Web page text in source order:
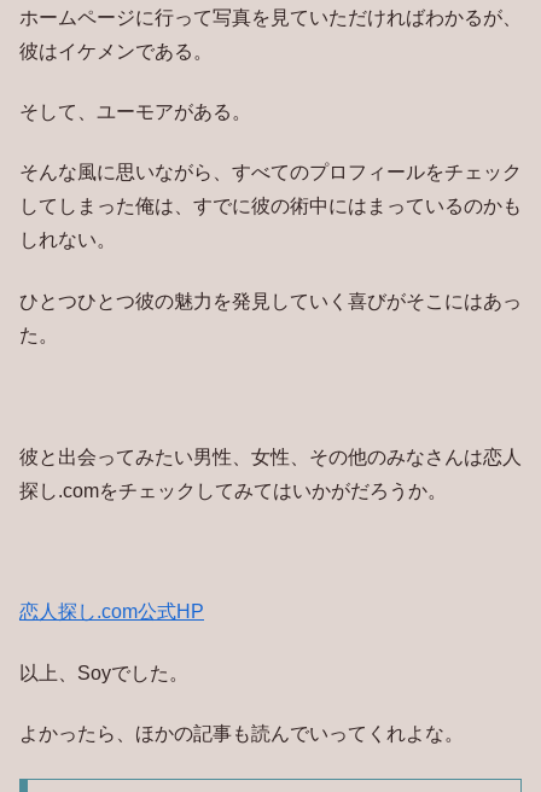
ホームページに行って写真を見ていただければわかるが、
彼はイケメンである。
そして、ユーモアがある。
そんな風に思いながら、すべてのプロフィールをチェック
してしまった俺は、すでに彼の術中にはまっているのかも
しれない。
ひとつひとつ彼の魅力を発見していく喜びがそこにはあっ
た。
彼と出会ってみたい男性、女性、その他のみなさんは恋人
探し.comをチェックしてみてはいかがだろうか。
恋人探し.com公式HP
以上、Soyでした。
よかったら、ほかの記事も読んでいってくれよな。